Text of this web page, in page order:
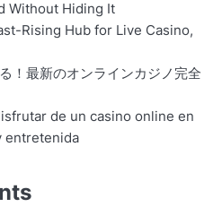
Without Hiding It
Rising Hub for Live Casino,
！最新のオンラインカジノ完全
de un casino online en
entretenida